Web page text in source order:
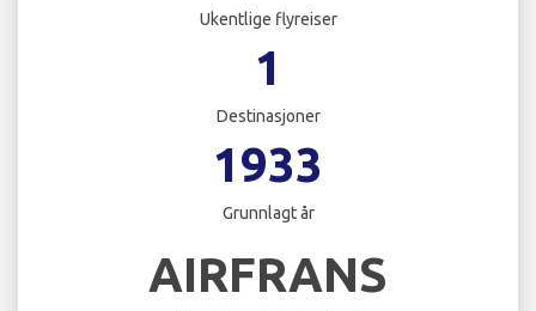
Ukentlige flyreiser
1
Destinasjoner
1933
Grunnlagt år
AIRFRANS